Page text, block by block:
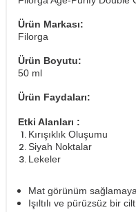
Ürün Markası:
Filorga
Ürün Boyutu:
50 ml
Ürün Faydaları:
Etki Alanları :
Kırışıklık Oluşumu
Siyah Noktalar
Lekeler
Mat görünüm
Işıltılı ve pürüzsüz bir